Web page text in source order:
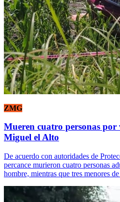
ZMG
Mueren cuatro personas por
Miguel el Alto
De acuerdo con autoridades de
percance murieron cuatro personas
hombre, mientras que tres menores